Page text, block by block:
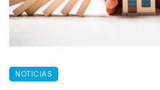
NOTICIAS